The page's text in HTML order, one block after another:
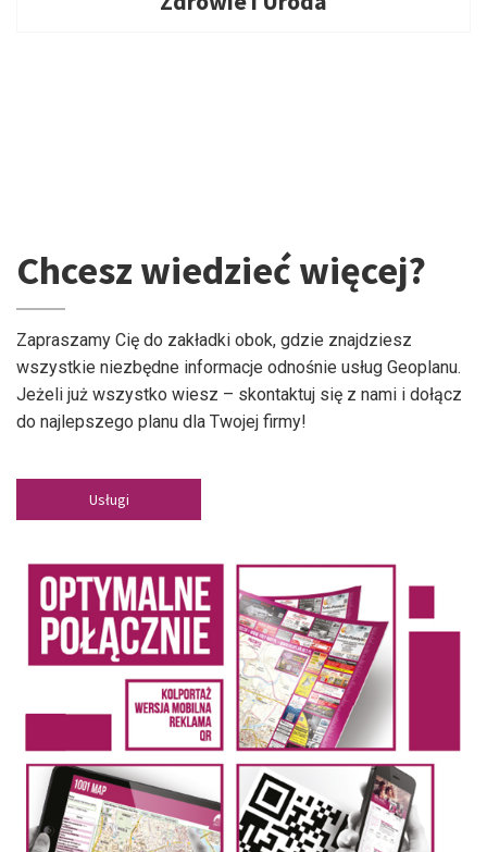
Chcesz wiedzieć więcej?
Zapraszamy Cię do zakładki obok, gdzie znajdziesz
wszystkie niezbędne informacje odnośnie usług Geoplanu.
Jeżeli już wszystko wiesz – skontaktuj się z nami i dołącz
do najlepszego planu dla Twojej firmy!
Usługi